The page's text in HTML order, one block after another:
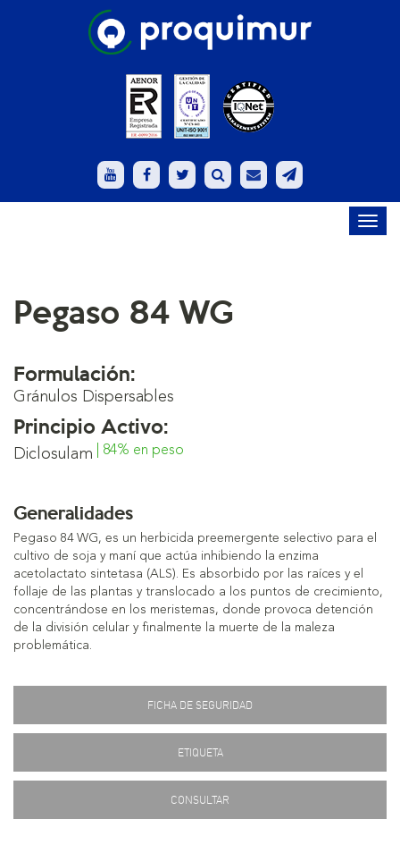
Pegaso 84 WG
Formulación:
Gránulos Dispersables
Principio Activo:
Diclosulam | 84% en peso
Generalidades
Pegaso 84 WG, es un herbicida preemergente selectivo para el
cultivo de soja y maní que actúa inhibiendo la enzima
acetolactato sintetasa (ALS). Es absorbido por las raíces y el
follaje de las plantas y translocado a los puntos de crecimiento,
concentrándose en los meristemas, donde provoca detención
de la división celular y finalmente la muerte de la maleza
problemática.
FICHA DE SEGURIDAD
ETIQUETA
CONSULTAR